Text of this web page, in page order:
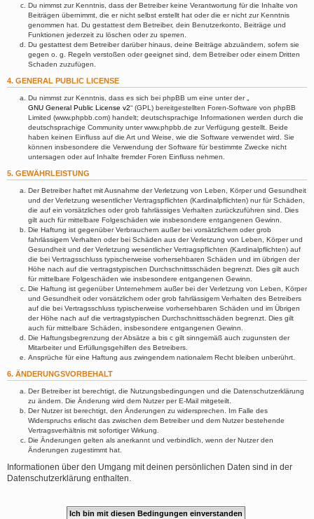
Du nimmst zur Kenntnis, dass der Betreiber keine Verantwortung für die Inhalte von
Beiträgen übernimmt, die er nicht selbst erstellt hat oder die er nicht zur Kenntnis
genommen hat. Du gestattest dem Betreiber, dein Benutzerkonto, Beiträge und
Funktionen jederzeit zu löschen oder zu sperren.
Du gestattest dem Betreiber darüber hinaus, deine Beiträge abzuändern, sofern sie
gegen o. g. Regeln verstoßen oder geeignet sind, dem Betreiber oder einem Dritten
Schaden zuzufügen.
4. GENERAL PUBLIC LICENSE
Du nimmst zur Kenntnis, dass es sich bei phpBB um eine unter der „
GNU General Public License v2“ (GPL) bereitgestellten Foren-Software von phpBB
Limited (www.phpbb.com) handelt; deutschsprachige Informationen werden durch die
deutschsprachige Community unter www.phpbb.de zur Verfügung gestellt. Beide
haben keinen Einfluss auf die Art und Weise, wie die Software verwendet wird. Sie
können insbesondere die Verwendung der Software für bestimmte Zwecke nicht
untersagen oder auf Inhalte fremder Foren Einfluss nehmen.
5. GEWÄHRLEISTUNG
Der Betreiber haftet mit Ausnahme der Verletzung von Leben, Körper und Gesundheit
und der Verletzung wesentlicher Vertragspflichten (Kardinalpflichten) nur für Schäden,
die auf ein vorsätzliches oder grob fahrlässiges Verhalten zurückzuführen sind. Dies
gilt auch für mittelbare Folgeschäden wie insbesondere entgangenen Gewinn.
Die Haftung ist gegenüber Verbrauchern außer bei vorsätzlichem oder grob
fahrlässigem Verhalten oder bei Schäden aus der Verletzung von Leben, Körper und
Gesundheit und der Verletzung wesentlicher Vertragspflichten (Kardinalpflichten) auf
die bei Vertragsschluss typischerweise vorhersehbaren Schäden und im übrigen der
Höhe nach auf die vertragstypischen Durchschnittsschäden begrenzt. Dies gilt auch
für mittelbare Folgeschäden wie insbesondere entgangenen Gewinn.
Die Haftung ist gegenüber Unternehmern außer bei der Verletzung von Leben, Körper
und Gesundheit oder vorsätzlichem oder grob fahrlässigem Verhalten des Betreibers
auf die bei Vertragsschluss typischerweise vorhersehbaren Schäden und im Übrigen
der Höhe nach auf die vertragstypischen Durchschnittsschäden begrenzt. Dies gilt
auch für mittelbare Schäden, insbesondere entgangenen Gewinn.
Die Haftungsbegrenzung der Absätze a bis c gilt sinngemäß auch zugunsten der
Mitarbeiter und Erfüllungsgehilfen des Betreibers.
Ansprüche für eine Haftung aus zwingendem nationalem Recht bleiben unberührt.
6. ÄNDERUNGSVORBEHALT
Der Betreiber ist berechtigt, die Nutzungsbedingungen und die Datenschutzerklärung
zu ändern. Die Änderung wird dem Nutzer per E-Mail mitgeteilt.
Der Nutzer ist berechtigt, den Änderungen zu widersprechen. Im Falle des
Widerspruchs erlischt das zwischen dem Betreiber und dem Nutzer bestehende
Vertragsverhältnis mit sofortiger Wirkung.
Die Änderungen gelten als anerkannt und verbindlich, wenn der Nutzer den
Änderungen zugestimmt hat.
Informationen über den Umgang mit deinen persönlichen Daten sind in der
Datenschutzerklärung enthalten.